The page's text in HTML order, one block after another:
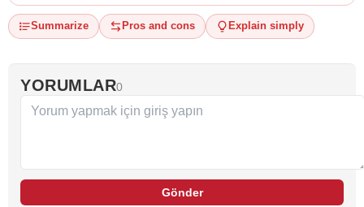
Summarize Pros and cons Explain simply
YORUMLAR0
Gönder